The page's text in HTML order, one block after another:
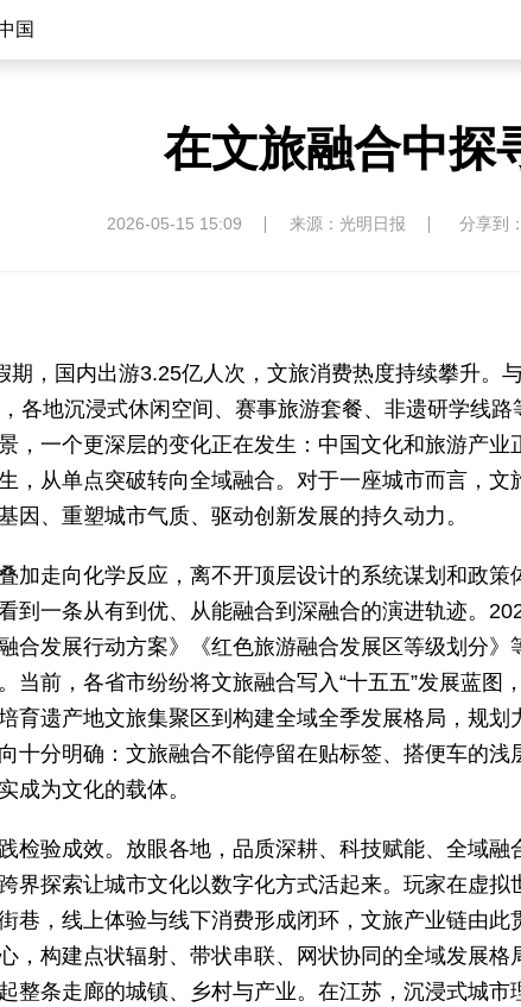
国
在文旅融合中探
2026-05-15 15:09 来源：光明日报 分享到：
期，国内出游3.25亿人次，文旅消费热度持续攀升。
各地沉浸式休闲空间、赛事旅游套餐、非遗研学线
，一个更深层的变化正在发生：中国文化和旅游产业
，从单点突破转向全域融合。对于一座城市而言，文
因、重塑城市气质、驱动创新发展的持久动力。
加走向化学反应，离不开顶层设计的系统谋划和政策
到一条从有到优、从能融合到深融合的演进轨迹。
合发展行动方案》《红色旅游融合发展区等级划分
当前，各省市纷纷将文旅融合写入“十五五”发展蓝图
育遗产地文旅集聚区到构建全域全季发展格局，规划
十分明确：文旅融合不能停留在贴标签、搭便车的浅
成为文化的载体。
检验成效。放眼各地，品质深耕、科技赋能、全域融
界探索让城市文化以数字化方式活起来。玩家在虚拟
巷，线上体验与线下消费形成闭环，文旅产业链由此
，构建点状辐射、带状串联、网状协同的全域发展格
整条走廊的城镇、乡村与产业。在江苏，沉浸式城市